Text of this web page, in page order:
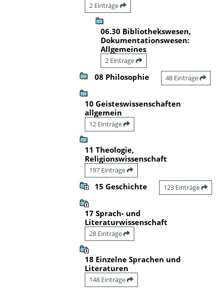
2 Einträge
06.30 Bibliothekswesen,
Dokumentationswesen:
Allgemeines
2 Einträge
08 Philosophie 48 Einträge
10 Geisteswissenschaften
allgemein
12 Einträge
11 Theologie,
Religionswissenschaft
197 Einträge
15 Geschichte 123 Einträge
17 Sprach- und
Literaturwissenschaft
28 Einträge
18 Einzelne Sprachen und
Literaturen
148 Einträge